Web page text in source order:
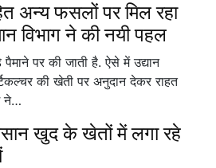
अन्य फसलों पर मिल रहा
विभाग ने की नयी पहल
पर की जाती है. ऐसे में उद्यान
की खेती पर अनुदान देकर राहत
ने…
खुद के खेतों में लगा रहे